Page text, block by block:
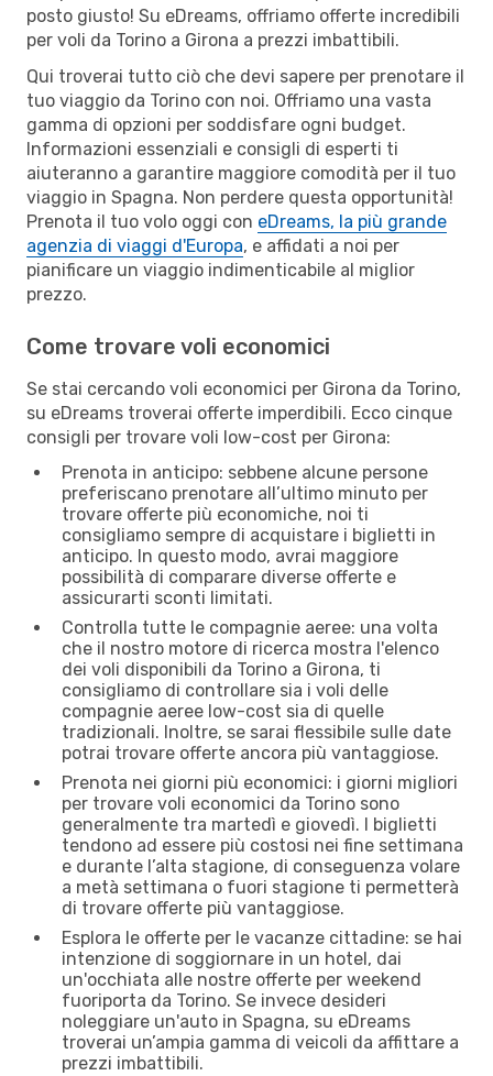
posto giusto! Su eDreams, offriamo offerte incredibili
per voli da Torino a Girona a prezzi imbattibili.
Qui troverai tutto ciò che devi sapere per prenotare il
tuo viaggio da Torino con noi. Offriamo una vasta
gamma di opzioni per soddisfare ogni budget.
Informazioni essenziali e consigli di esperti ti
aiuteranno a garantire maggiore comodità per il tuo
viaggio in Spagna. Non perdere questa opportunità!
Prenota il tuo volo oggi con eDreams, la più grande
agenzia di viaggi d'Europa, e affidati a noi per
pianificare un viaggio indimenticabile al miglior
prezzo.
Come trovare voli economici
Se stai cercando voli economici per Girona da Torino,
su eDreams troverai offerte imperdibili. Ecco cinque
consigli per trovare voli low-cost per Girona:
Prenota in anticipo: sebbene alcune persone
preferiscano prenotare all’ultimo minuto per
trovare offerte più economiche, noi ti
consigliamo sempre di acquistare i biglietti in
anticipo. In questo modo, avrai maggiore
possibilità di comparare diverse offerte e
assicurarti sconti limitati.
Controlla tutte le compagnie aeree: una volta
che il nostro motore di ricerca mostra l'elenco
dei voli disponibili da Torino a Girona, ti
consigliamo di controllare sia i voli delle
compagnie aeree low-cost sia di quelle
tradizionali. Inoltre, se sarai flessibile sulle date
potrai trovare offerte ancora più vantaggiose.
Prenota nei giorni più economici: i giorni migliori
per trovare voli economici da Torino sono
generalmente tra martedì e giovedì. I biglietti
tendono ad essere più costosi nei fine settimana
e durante l’alta stagione, di conseguenza volare
a metà settimana o fuori stagione ti permetterà
di trovare offerte più vantaggiose.
Esplora le offerte per le vacanze cittadine: se hai
intenzione di soggiornare in un hotel, dai
un'occhiata alle nostre offerte per weekend
fuoriporta da Torino. Se invece desideri
noleggiare un'auto in Spagna, su eDreams
troverai un’ampia gamma di veicoli da affittare a
prezzi imbattibili.